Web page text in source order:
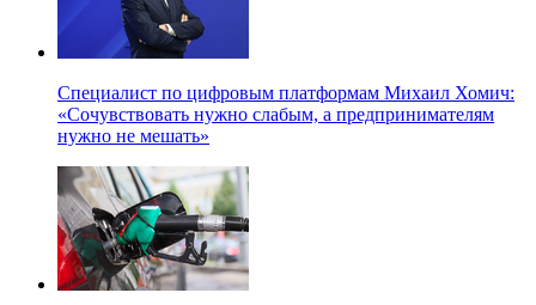
Специалист по цифровым платформам Михаил Хомич:
«Сочувствовать нужно слабым, а предпринимателям
нужно не мешать»